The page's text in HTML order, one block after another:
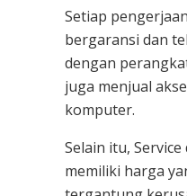
Setiap
bergaransi dan
dengan
juga menjual
komputer.
Selain itu,
memiliki harga